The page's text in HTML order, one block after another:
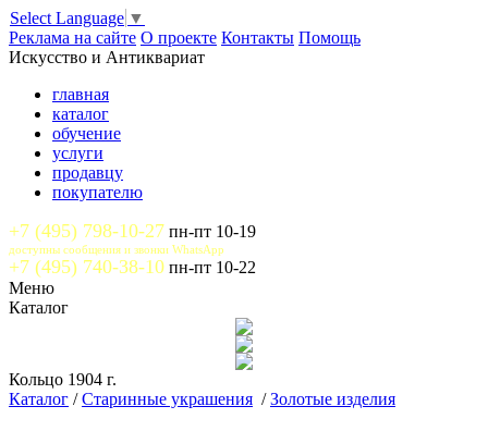
Select Language ▼
Реклама на сайте О проекте Контакты Помощь
Искусство и Антиквариат
главная
каталог
обучение
услуги
продавцу
покупателю
+7 (495) 798-10-27 пн-пт 10-19
доступны сообщения и звонки WhatsApp
+7 (495) 740-38-10 пн-пт 10-22
Меню
Каталог
Кольцо 1904 г.
Каталог /Старинные украшения /Золотые изделия